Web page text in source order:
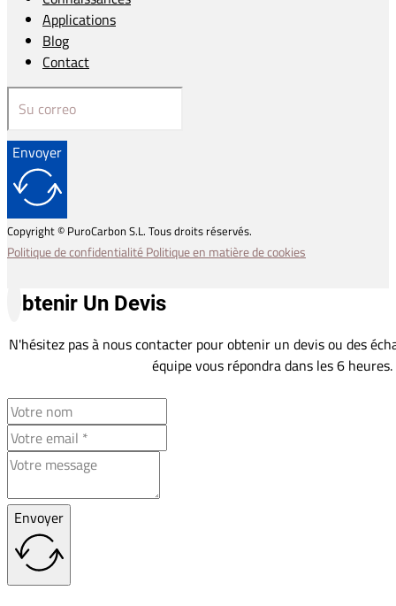
Applications
Blog
Contact
Envoyer
Copyright © PuroCarbon S.L. Tous droits réservés.
Politique de confidentialitéPolitique en matière de cookies
Obtenir Un Devis
N'hésitez pas à nous contacter pour obtenir un devis ou des
équipe vous répondra dans les 6 heures.
Envoyer